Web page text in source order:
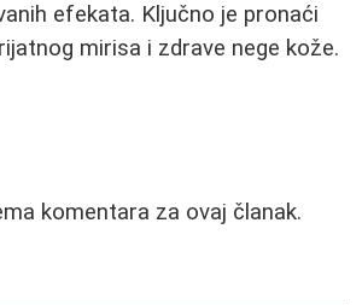
efekata. Ključno je pronaći
mirisa i zdrave nege kože.
komentara za ovaj članak.